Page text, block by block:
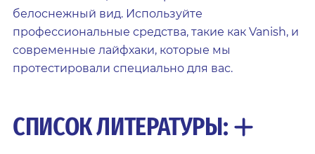
белоснежный вид. Используйте
профессиональные средства, такие как Vanish, и
современные лайфхаки, которые мы
протестировали специально для вас.
СПИСОК ЛИТЕРАТУРЫ: